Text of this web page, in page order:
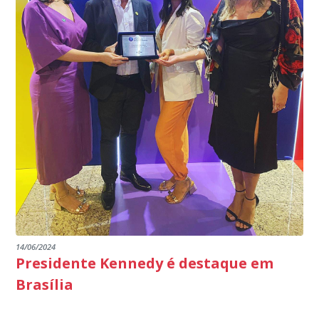
14/06/2024
Presidente Kennedy é destaque em
Brasília